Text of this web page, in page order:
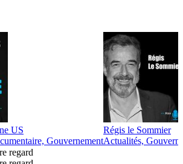
US
Gouvernement
Régis le Sommier
Actualités,
regard